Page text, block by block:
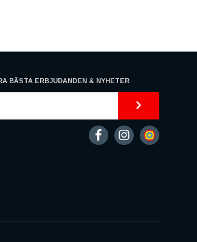
BÄSTA ERBJUDANDEN & NYHETER